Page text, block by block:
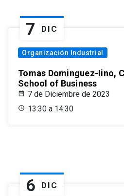
7 DIC
Organización Industrial
Tomas Dominguez-Iino,
School of Business
7 de Diciembre de 2023
13:30 a 14:30
6 DIC